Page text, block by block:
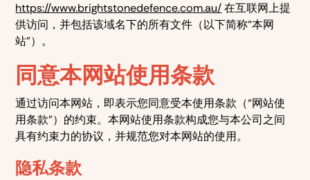
https://www.brightstonedefence.com.au/在互联网上提
供访问，并包括该域名下的所有文件（以下简称“本网
站”）。
同意本网站使用条款
通过访问本网站，即表示您同意受本使用条款（“网站使
用条款”）的约束。本网站使用条款构成您与本公司之间
具有约束力的协议，并规范您对本网站的使用。
隐私条款